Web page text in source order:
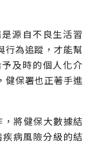
源自不良生活習
行為追蹤，才能幫
及時的個人化介
健保署也正著手進
將健保大數據結
病風險分級的結